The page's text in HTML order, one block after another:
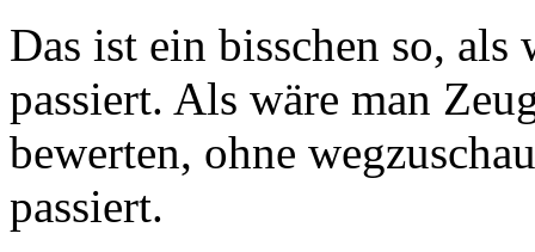
Das ist ein bisschen so, als
passiert. Als wäre man
bewerten, ohne
passiert.